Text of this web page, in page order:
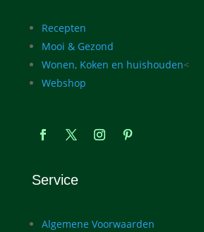
Recepten
Mooi & Gezond
Wonen, Koken en huishouden<
Webshop
Service
Algemene Voorwaarden